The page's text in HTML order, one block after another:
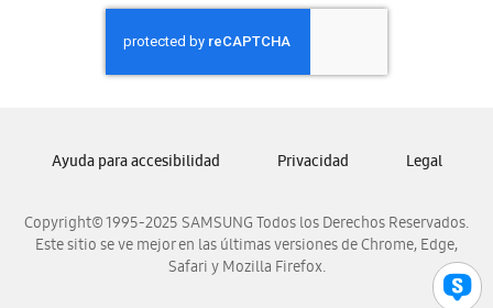
Samsung Honduras
Samsung Nicaragua
Samsung Panamá
Samsung Venezuela
Copyright© 1995-2025 SAMSUNG Todos los Derechos Reservados.
Este sitio se ve mejor en las últimas versiones de Chrome, Edge,
Safari y Mozilla Firefox.
Ayuda para accesibilidad Privacidad Legal